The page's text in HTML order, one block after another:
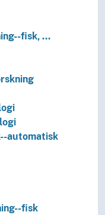
fisk, …
automatisk
fisk